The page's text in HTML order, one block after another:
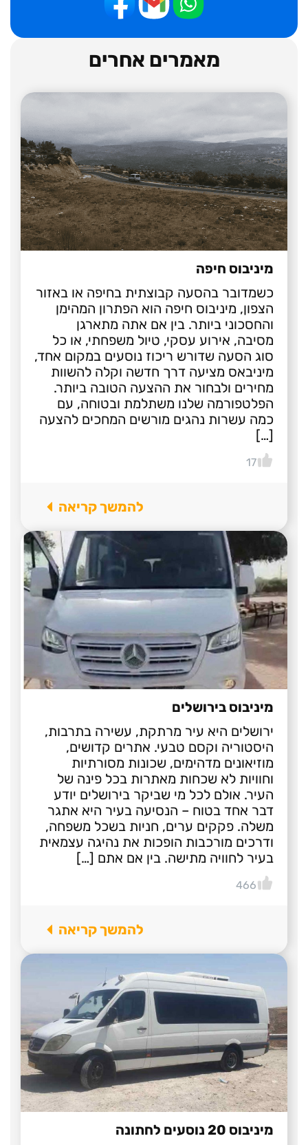
מאמרים אחרים
מיניבוס חיפה
כשמדובר בהסעה קבוצתית בחיפה או באזור
הצפון, מיניבוס חיפה הוא הפתרון המהימן
והחסכוני ביותר. בין אם אתה מתארגן
מסיבה, אירוע עסקי, טיול משפחתי, או כל
סוג הסעה שדורש ריכוז נוסעים במקום אחד,
מיניבאס מציעה דרך חדשה וקלה להשוות
מחירים ולבחור את ההצעה הטובה ביותר.
הפלטפורמה שלנו משתלמת ובטוחה, עם
כמה עשרות נהגים מורשים המחכים להצעה
[…]
17
להמשך קריאה
מיניבוס בירושלים
ירושלים היא עיר מרתקת, עשירה בתרבות,
היסטוריה וקסם טבעי. אתרים קדושים,
מוזיאונים מדהימים, שכונות מסורתיות
וחוויות לא שכחות מאתרות בכל פינה של
העיר. אולם לכל מי שביקר בירושלים יודע
דבר אחד בטוח – הנסיעה בעיר היא אתגר
משלה. פקקים ערים, חניות בשכל משפחה,
ודרכים מורכבות הופכות את נהיגה עצמאית
בעיר לחוויה מתישה. בין אם אתם […]
466
להמשך קריאה
מיניבוס 20 נוסעים לחתונה